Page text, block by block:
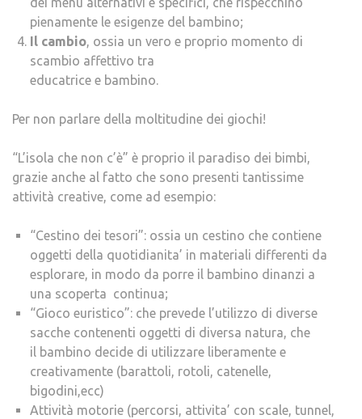
pienamente le esigenze del bambino;
Il cambio, ossia un vero e proprio momento di
scambio affettivo tra
educatrice e bambino.
Per non parlare della moltitudine dei giochi!
“L’isola che non c’è” è proprio il paradiso dei bimbi,
grazie anche al fatto che sono presenti tantissime
attività creative, come ad esempio:
“Cestino dei tesori”: ossia un cestino che contiene
oggetti della quotidianita’ in materiali differenti da
esplorare, in modo da porre il bambino dinanzi a
una scoperta continua;
“Gioco euristico”: che prevede l’utilizzo di diverse
sacche contenenti oggetti di diversa natura, che
il bambino decide di utilizzare liberamente e
creativamente (barattoli, rotoli, catenelle,
bigodini,ecc)
Attività motorie (percorsi, attivita’ con scale, tunnel,